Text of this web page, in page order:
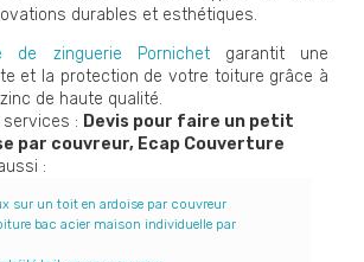
durables et esthétiques.
de zinguerie Pornichetgarantit une
et la protection de votre toiture grâce à
de haute qualité.
services : Devis pour faire un petit
par couvreur, Ecap Couverture
:
sur un toit en ardoise par couvreur
bac acier maison individuelle par